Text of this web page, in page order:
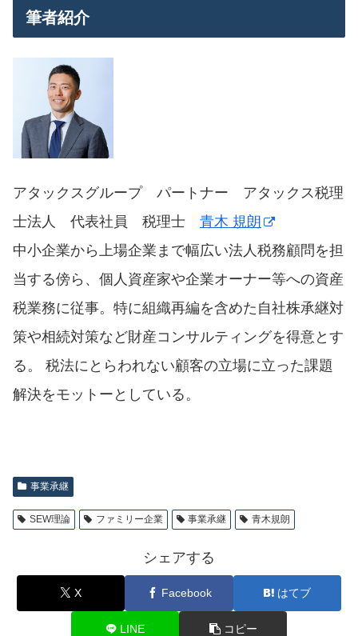
筆者紹介
アタックスグループ パートナー アタックス税理
士法人 代表社員 税理士 青木 規朗
中小企業から上場企業まで幅広い法人税務顧問を担
当する傍ら、個人資産家や企業オーナー等への資産
税業務に従事。特に組織再編を含めた自社株承継対
策や相続対策など財産コンサルティングを得意とす
る。 税法にとらわれない顧客の立場に立った課題
解決をモットーとしている。
事業承継
SEW理論 ファミリー企業 事業承継 青木規朗
シェアする
X Facebook はてブ
LINE コピー